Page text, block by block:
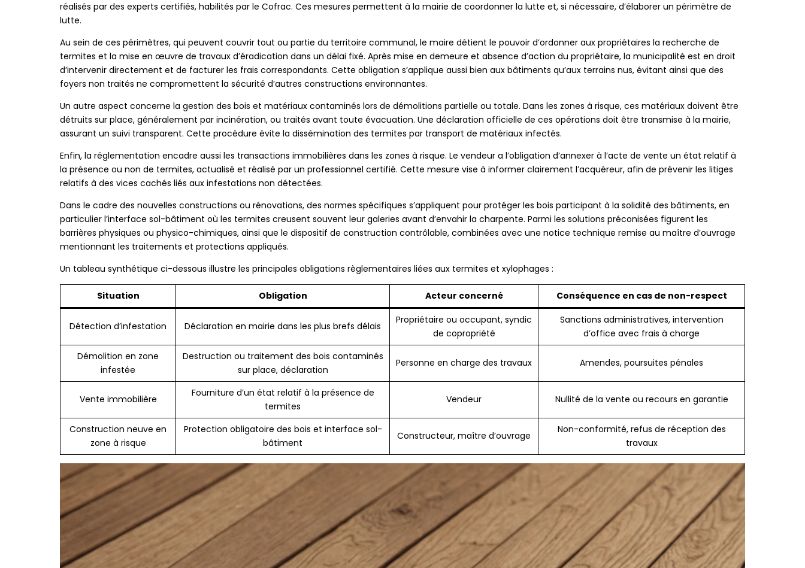
réalisés par des experts certifiés, habilités par le Cofrac. Ces mesures permettent à la mairie de coordonner la lutte et, si nécessaire, d’élaborer un périmètre de
lutte.
Au sein de ces périmètres, qui peuvent couvrir tout ou partie du territoire communal, le maire détient le pouvoir d’ordonner aux propriétaires la recherche de
termites et la mise en œuvre de travaux d’éradication dans un délai fixé. Après mise en demeure et absence d’action du propriétaire, la municipalité est en droit
d’intervenir directement et de facturer les frais correspondants. Cette obligation s’applique aussi bien aux bâtiments qu’aux terrains nus, évitant ainsi que des
foyers non traités ne compromettent la sécurité d’autres constructions environnantes.
Un autre aspect concerne la gestion des bois et matériaux contaminés lors de démolitions partielle ou totale. Dans les zones à risque, ces matériaux doivent être
détruits sur place, généralement par incinération, ou traités avant toute évacuation. Une déclaration officielle de ces opérations doit être transmise à la mairie,
assurant un suivi transparent. Cette procédure évite la dissémination des termites par transport de matériaux infectés.
Enfin, la réglementation encadre aussi les transactions immobilières dans les zones à risque. Le vendeur a l’obligation d’annexer à l’acte de vente un état relatif à
la présence ou non de termites, actualisé et réalisé par un professionnel certifié. Cette mesure vise à informer clairement l’acquéreur, afin de prévenir les litiges
relatifs à des vices cachés liés aux infestations non détectées.
Dans le cadre des nouvelles constructions ou rénovations, des normes spécifiques s’appliquent pour protéger les bois participant à la solidité des bâtiments, en
particulier l’interface sol-bâtiment où les termites creusent souvent leur galeries avant d’envahir la charpente. Parmi les solutions préconisées figurent les
barrières physiques ou physico-chimiques, ainsi que le dispositif de construction contrôlable, combinées avec une notice technique remise au maître d’ouvrage
mentionnant les traitements et protections appliqués.
Un tableau synthétique ci-dessous illustre les principales obligations règlementaires liées aux termites et xylophages :
Situation Obligation Acteur concerné Conséquence en cas de non-respect
Détection d’infestation Déclaration en mairie dans les plus brefs délais
Propriétaire ou occupant, syndic
de copropriété
Sanctions administratives, intervention
d’office avec frais à charge
Démolition en zone
infestée
Destruction ou traitement des bois contaminés
sur place, déclaration
Personne en charge des travaux Amendes, poursuites pénales
Vente immobilière
Fourniture d’un état relatif à la présence de
termites
Vendeur Nullité de la vente ou recours en garantie
Construction neuve en
zone à risque
Protection obligatoire des bois et interface sol-
bâtiment
Constructeur, maître d’ouvrage
Non-conformité, refus de réception des
travaux